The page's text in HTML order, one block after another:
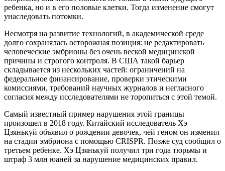
ребенка, но и в его половые клетки. Тогда изменение смогут
унаследовать потомки.
Несмотря на развитие технологий, в академической среде
долго сохранялась осторожная позиция: не редактировать
человеческие эмбрионы без очень веской медицинской
причины и строгого контроля. В США такой барьер
складывается из нескольких частей: ограничений на
федеральное финансирование, проверки этическими
комиссиями, требований научных журналов и негласного
согласия между исследователями не торопиться с этой темой.
Самый известный пример нарушения этой границы
произошел в 2018 году. Китайский исследователь Хэ
Цзянькуй объявил о рождении девочек, чей геном он изменил
на стадии эмбриона с помощью CRISPR. Позже суд сообщил о
третьем ребенке. Хэ Цзянькуй получил три года тюрьмы и
штраф 3 млн юаней за нарушение медицинских правил.